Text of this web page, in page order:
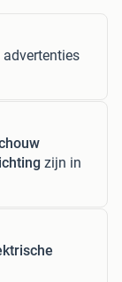
advertenties
zijn in